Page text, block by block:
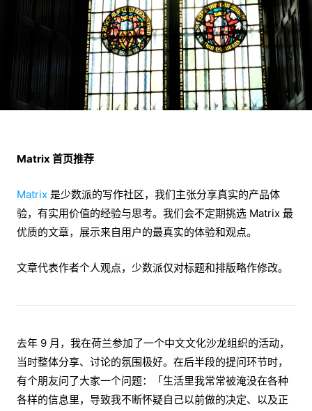
Matrix 首页推荐
Matrix 是少数派的写作社区，我们主张分享真实的产品体
验，有实用价值的经验与思考。我们会不定期挑选 Matrix 最
优质的文章，展示来自用户的最真实的体验和观点。
文章代表作者个人观点，少数派仅对标题和排版略作修改。
去年 9 月，我在荷兰参加了一个中文文化沙龙组织的活动，
当时整体分享、讨论的氛围极好。在后半段的提问环节时，
有个朋友问了大家一个问题：「生活里我常常被淹没在各种
各样的信息里，导致我不断怀疑自己以前做的决定、以及正